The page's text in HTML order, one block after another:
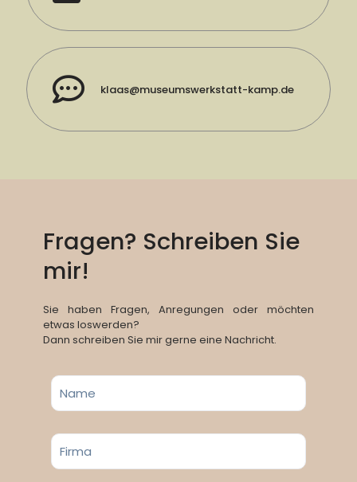
klaas@museumswerkstatt-kamp.de
Fragen? Schreiben Sie
mir!
Sie haben Fragen, Anregungen oder möchten
etwas loswerden?
Dann schreiben Sie mir gerne eine Nachricht.